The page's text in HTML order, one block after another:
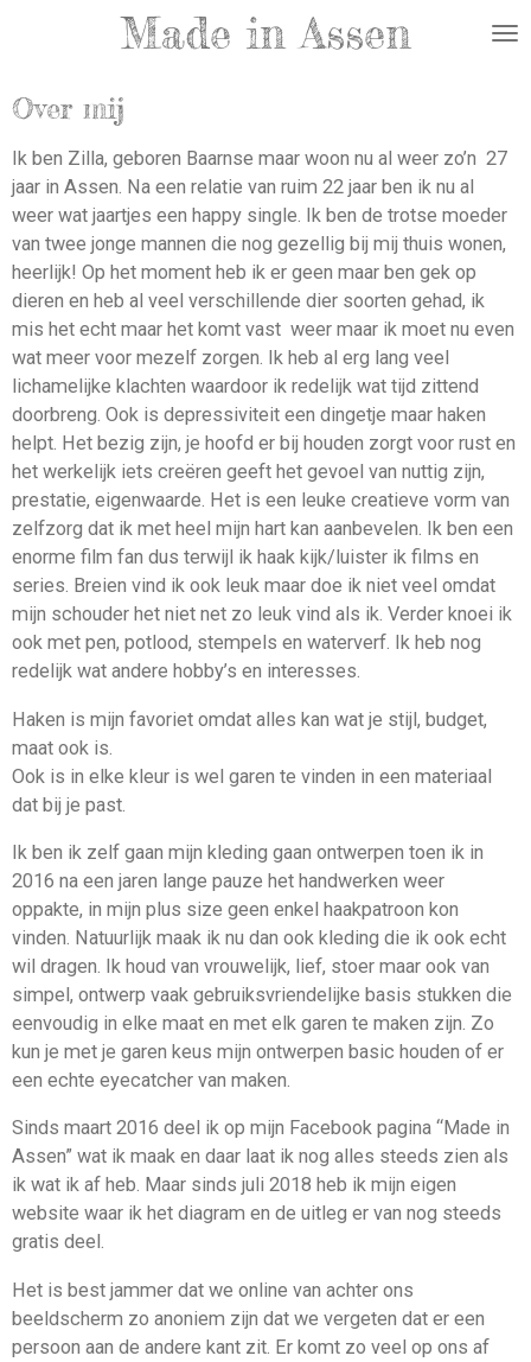
de
Made in Assen
Over mij
Ik ben Zilla, geboren Baarnse maar woon nu al weer zo’n 27
jaar in Assen. Na een relatie van ruim 22 jaar ben ik nu al
weer wat jaartjes een happy single. Ik ben de trotse moeder
van twee jonge mannen die nog gezellig bij mij thuis wonen,
heerlijk! Op het moment heb ik er geen maar ben gek op
dieren en heb al veel verschillende dier soorten gehad, ik
mis het echt maar het komt vast weer maar ik moet nu even
wat meer voor mezelf zorgen. Ik heb al erg lang veel
lichamelijke klachten waardoor ik redelijk wat tijd zittend
doorbreng. Ook is depressiviteit een dingetje maar haken
helpt. Het bezig zijn, je hoofd er bij houden zorgt voor rust en
het werkelijk iets creëren geeft het gevoel van nuttig zijn,
prestatie, eigenwaarde. Het is een leuke creatieve vorm van
zelfzorg dat ik met heel mijn hart kan aanbevelen. Ik ben een
enorme film fan dus terwijl ik haak kijk/luister ik films en
series. Breien vind ik ook leuk maar doe ik niet veel omdat
mijn schouder het niet net zo leuk vind als ik. Verder knoei ik
ook met pen, potlood, stempels en waterverf. Ik heb nog
redelijk wat andere hobby’s en interesses.
Haken is mijn favoriet omdat alles kan wat je stijl, budget,
maat ook is.
Ook is in elke kleur is wel garen te vinden in een materiaal
dat bij je past.
Ik ben ik zelf gaan mijn kleding gaan ontwerpen toen ik in
2016 na een jaren lange pauze het handwerken weer
oppakte, in mijn plus size geen enkel haakpatroon kon
vinden. Natuurlijk maak ik nu dan ook kleding die ik ook echt
wil dragen. Ik houd van vrouwelijk, lief, stoer maar ook van
simpel, ontwerp vaak gebruiksvriendelijke basis stukken die
eenvoudig in elke maat en met elk garen te maken zijn. Zo
kun je met je garen keus mijn ontwerpen basic houden of er
een echte eyecatcher van maken.
Sinds maart 2016 deel ik op mijn Facebook pagina “Made in
Assen” wat ik maak en daar laat ik nog alles steeds zien als
ik wat ik af heb. Maar sinds juli 2018 heb ik mijn eigen
website waar ik het diagram en de uitleg er van nog steeds
gratis deel.
Het is best jammer dat we online van achter ons
beeldscherm zo anoniem zijn dat we vergeten dat er een
persoon aan de andere kant zit. Er komt zo veel op ons af